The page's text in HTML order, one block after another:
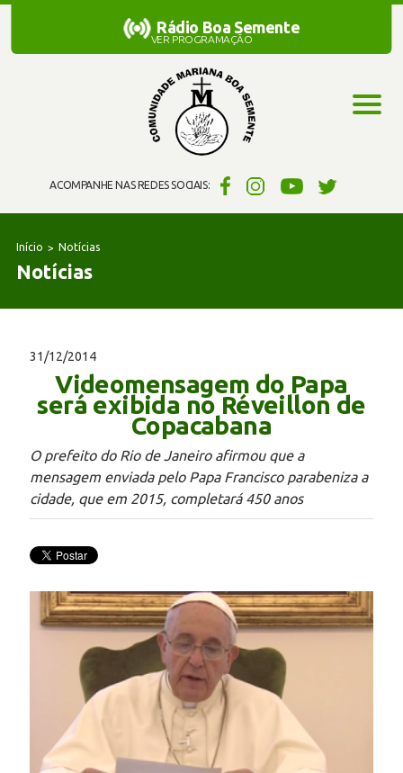
ACOMPANHE NAS REDES SOCIAIS:
Rádio Boa Semente
Rádio Boa Semente
VER PROGRAMAÇÃO
Início Notícias
Notícias
31/12/2014
Videomensagem do Papa
será exibida no Réveillon de
Copacabana
O prefeito do Rio de Janeiro afirmou que a
mensagem enviada pelo Papa Francisco parabeniza a
cidade, que em 2015, completará 450 anos